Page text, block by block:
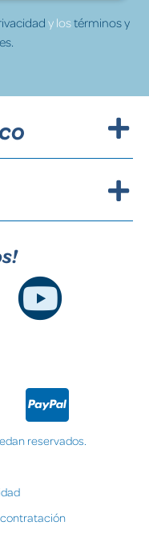
y lostérminos y
reservados.